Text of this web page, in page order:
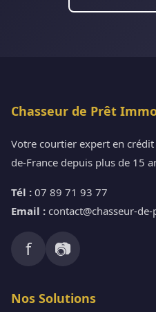
Chasseur de Prêt
Votre courtier expert en
de-France depuis plus de 15
Tél : 07 89 71 93 77
Email : contact@chasseur-
f 📷
Nos Solutions